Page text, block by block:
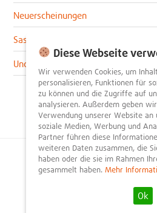
Neuerscheinungen
Sascha im lit:blog
Uncategorized
© 2026litnity – Bücher
Impressum
Newsletter
Diese Webseite
Wir verwenden Cookies, um
personalisieren, Funktionen für
zu können und die Zugriffe auf
analysieren. Außerdem geben
Verwendung unserer Website an
soziale Medien, Werbung und
Partner führen diese
weiteren Daten zusammen, die
haben oder die sie im Rahmen
gesammelt haben. Mehr
Ok